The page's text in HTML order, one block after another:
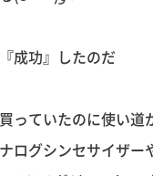
成功』したのだ
っていたのに使い道
ログシンセサイザー